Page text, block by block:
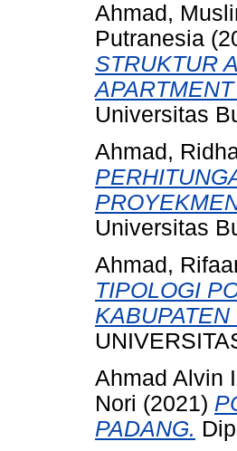
Ahmad,
Putranesia
STRUKTUR
Universitas
Ahmad,
Universitas
Ahmad,
TIPOLOGI
Ahmad Alvin
Nori (2021)
PADANG.